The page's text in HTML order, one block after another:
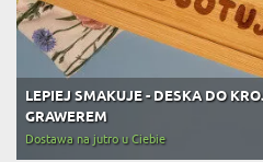
LEPIEJ SMAKUJE - DESKA DO
GRAWEREM
Dostawa na jutro u Ciebie